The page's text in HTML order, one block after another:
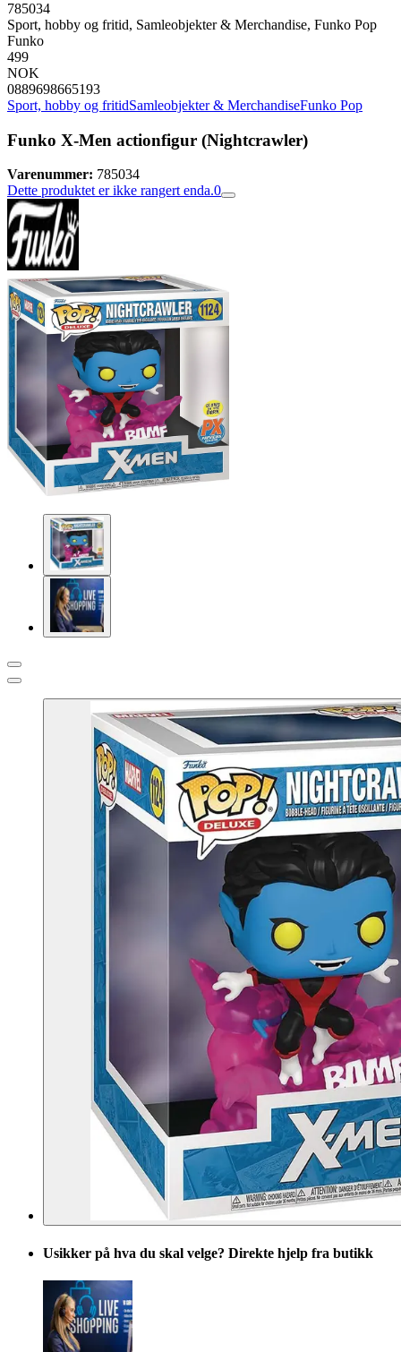
785034
Sport, hobby og fritid, Samleobjekter & Merchandise, Funko Pop
Funko
499
NOK
0889698665193
Sport, hobby og fritidSamleobjekter & MerchandiseFunko Pop
Funko X-Men actionfigur (Nightcrawler)
Varenummer: 785034
Dette produktet er ikke rangert enda.0
Usikker på hva du skal velge? Direkte hjelp fra butikk